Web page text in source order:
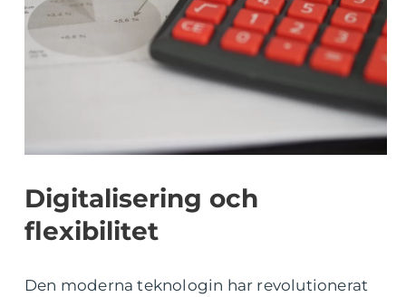
Digitalisering och
flexibilitet
Den moderna teknologin har revolutionerat